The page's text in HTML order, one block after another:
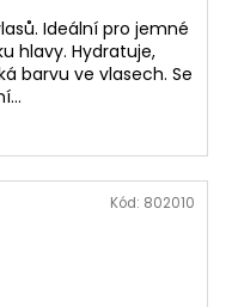
Ideální pro jemné
hlavy. Hydratuje,
barvu ve vlasech. Se
Kód: 802010